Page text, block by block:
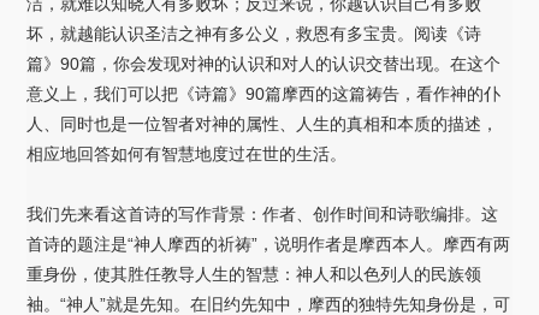
坏，就越能认识圣洁之神有多公义，救恩有多宝贵。阅读《诗
篇》90篇，你会发现对神的认识和对人的认识交替出现。在这个
意义上，我们可以把《诗篇》90篇摩西的这篇祷告，看作神的仆
人、同时也是一位智者对神的属性、人生的真相和本质的描述，
相应地回答如何有智慧地度过在世的生活。
我们先来看这首诗的写作背景：作者、创作时间和诗歌编排。这
首诗的题注是“神人摩西的祈祷”，说明作者是摩西本人。摩西有两
重身份，使其胜任教导人生的智慧：神人和以色列人的民族领
袖。“神人”就是先知。在旧约先知中，摩西的独特先知身份是，可